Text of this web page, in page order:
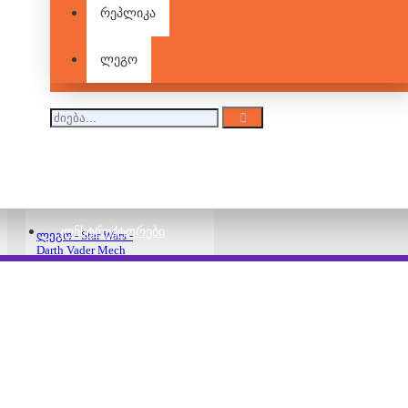
ᲙᲝᲜᲡᲢᲠᲣᲥᲢᲝᲠᲔᲑᲘ
რეპლიკა
ლეგო
ლეგო - Star Wars -
ლეგო - Star Wars -
Darth Vader Mech